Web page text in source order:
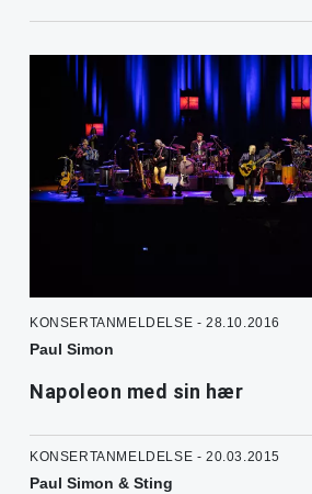
KONSERTANMELDELSE - 28.10.2016
Paul Simon
Napoleon med sin hær
KONSERTANMELDELSE - 20.03.2015
Paul Simon & Sting